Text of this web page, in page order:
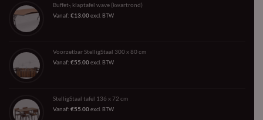
Buffet-, klaptafel wave (kwartrond)
Vanaf: €13.00excl. BTW
Voorzetbar StelligStaal 300 x 80 cm
Vanaf: €55.00excl. BTW
StelligStaal tafel 136 x 72 cm
Vanaf: €55.00excl. BTW